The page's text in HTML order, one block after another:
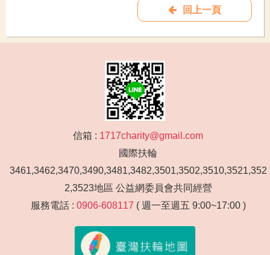
回上一頁
信箱 : 1717charity@gmail.com
國際扶輪
3461,3462,3470,3490,3481,3482,3501,3502,3510,3521,352
2,3523地區 公益網委員會共同經營
服務電話 : 0906-608117 ( 週一至週五 9:00~17:00 )